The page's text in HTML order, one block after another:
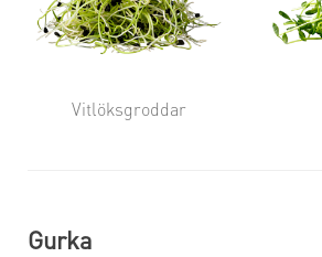
Vitlöksgroddar
Gurka